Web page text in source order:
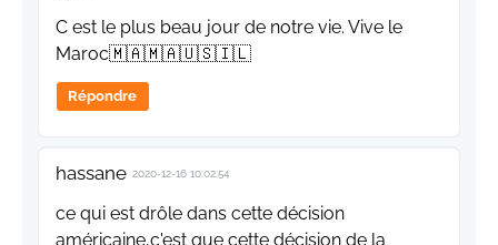
C est le plus beau jour de notre vie. Vive le
Maroc🇲🇦🇲🇦🇺🇸🇮🇱
Répondre
hassane 2020-12-16 10:02:54
ce qui est drôle dans cette décision
américaine,c'est que cette décision de la